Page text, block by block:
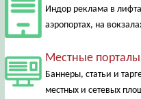
Индор реклама в
аэропортах, на
Местные
Баннеры, статьи и
местных и сетевых